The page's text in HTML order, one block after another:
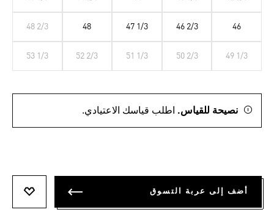
46
46 2/3
47 1/3
48
48 2/3
49 1/3
50 2/3
51 1/3
52 2/3
53 1/3
نصيحة للقياس. اطلب قياسك الاعتيادي.
أضف إلى عربة التسوق